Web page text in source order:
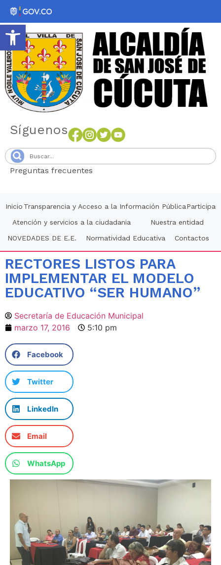
Abrir barra de herramientas
Síguenos
Preguntas frecuentes
Inicio Transparencia y Acceso a la Información PúblicaParticipa
Atención y servicios a la ciudadania
Nuestra entidad
NOVEDADES DE E.E.
Normatividad Educativa Contactos
RECTORES LISTOS PARA
IMPLEMENTAR EL MODELO
EDUCATIVO “SER HUMANO”
Secretaría de Educación Municipal
marzo 17, 2016
5:10 pm
Facebook
Twitter
LinkedIn
Email
WhatsApp